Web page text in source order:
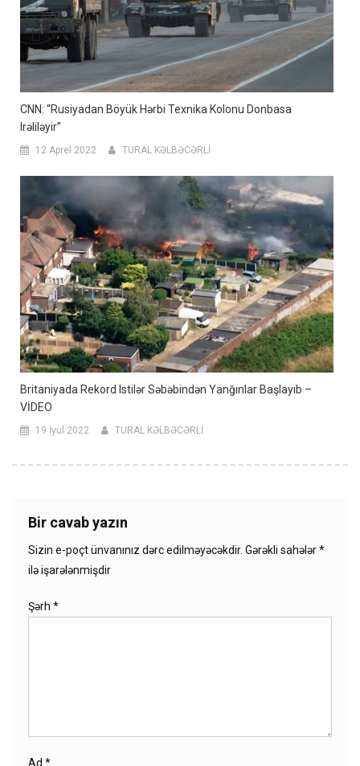
CNN: “Rusiyadan Böyük Hərbi Texnika Kolonu Donbasa
Irəliləyir”
12 Aprel 2022 TURAL KƏLBƏCƏRLİ
Britaniyada Rekord Istilər Səbəbindən Yanğınlar Başlayıb –
VİDEO
19 İyul 2022 TURAL KƏLBƏCƏRLİ
Bir cavab yazın
Sizin e-poçt ünvanınız dərc edilməyəcəkdir. Gərəkli sahələr*
ilə işarələnmişdir
Şərh *
Ad *